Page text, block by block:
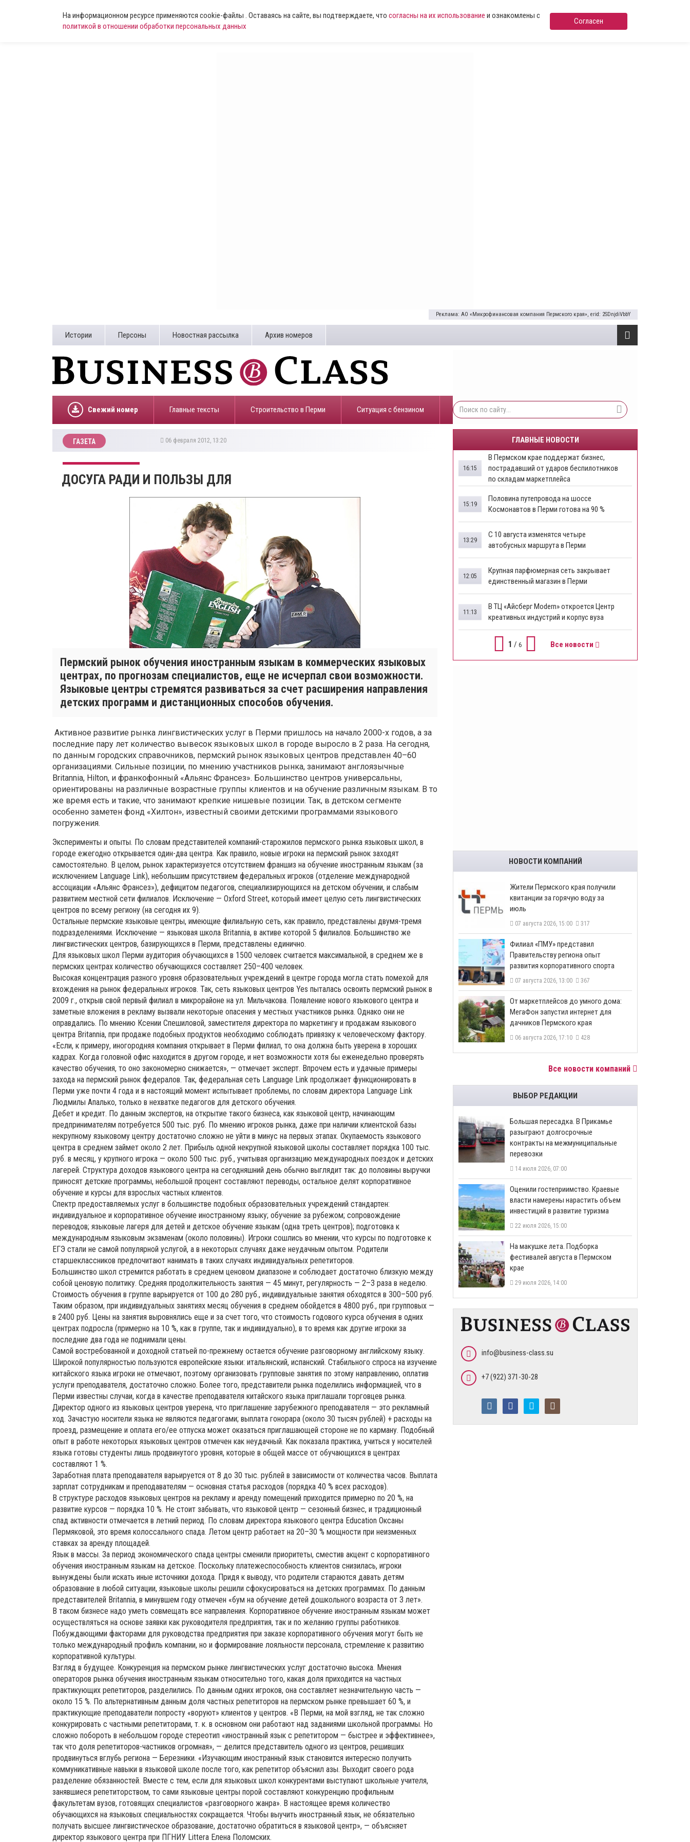
На информационном ресурсе применяются cookie-файлы . Оставаясь на сайте, вы подтверждаете, что согласны на их использование и ознакомлены с
политикой в отношении обработки персональных данных
Согласен
Реклама: АО «Микрофинансовая компания Пермского края», erid: 2SDnjdiVbbY
Истории Персоны Новостная рассылка Архив номеров
Свежий номер Главные тексты Строительство в Перми ​Ситуация с бензином
ГАЗЕТА 06 февраля 2012, 13:20
ДОСУГА РАДИ И ПОЛЬЗЫ ДЛЯ
Пермский рынок обучения иностранным языкам в коммерческих языковых
центрах, по прогнозам специалистов, еще не исчерпал свои возможности.
Языковые центры стремятся развиваться за счет расширения направления
детских программ и дистанционных способов обучения.
Активное развитие рынка лингвистических услуг в Перми пришлось на начало 2000-х годов, а за
последние пару лет количество вывесок языковых школ в городе выросло в 2 раза. На сегодня,
по данным городских справочников, пермский рынок языковых центров представлен 40–60
организациями. Сильные позиции, по мнению участников рынка, занимают англоязычные
Britannia, Hilton, и франкофонный «Альянс Франсез». Большинство центров универсальны,
ориентированы на различные возрастные группы клиентов и на обучение различным языкам. В то
же время есть и такие, что занимают крепкие нишевые позиции. Так, в детском сегменте
особенно заметен фонд «Хилтон», известный своими детскими программами языкового
погружения.
Эксперименты и опыты. По словам представителей компаний-старожилов пермского рынка языковых школ, в
городе ежегодно открывается один-два центра. Как правило, новые игроки на пермский рынок заходят
самостоятельно. В целом, рынок характеризуется отсутствием франшиз на обучение иностранным языкам (за
исключением Language Link), небольшим присутствием федеральных игроков (отделение международной
ассоциации «Альянс Франсез»), дефицитом педагогов, специализирующихся на детском обучении, и слабым
развитием местной сети филиалов. Исключение — Oxford Street, который имеет целую сеть лингвистических
центров по всему региону (на сегодня их 9).
Остальные пермские языковые центры, имеющие филиальную сеть, как правило, представлены двумя-тремя
подразделениями. Исключение — языковая школа Britannia, в активе которой 5 филиалов. Большинство же
лингвистических центров, базирующихся в Перми, представлены единично.
Для языковых школ Перми аудитория обучающихся в 1500 человек считается максимальной, в среднем же в
пермских центрах количество обучающихся составляет 250–400 человек.
Высокая концентрация разного уровня образовательных учреждений в центре города могла стать помехой для
вхождения на рынок федеральных игроков. Так, сеть языковых центров Yes пыталась освоить пермский рынок в
2009 г., открыв свой первый филиал в микрорайоне на ул. Мильчакова. Появление нового языкового центра и
заметные вложения в рекламу вызвали некоторые опасения у местных участников рынка. Однако они не
оправдались. По мнению Ксении Спешиловой, заместителя директора по маркетингу и продажам языкового
центра Britannia, при продаже подобных продуктов необходимо соблюдать привязку к человеческому фактору.
«Если, к примеру, иногородняя компания открывает в Перми филиал, то она должна быть уверена в хороших
кадрах. Когда головной офис находится в другом городе, и нет возможности хотя бы еженедельно проверять
качество обучения, то оно закономерно снижается», — отмечает эксперт. Впрочем есть и удачные примеры
захода на пермский рынок федералов. Так, федеральная сеть Language Link продолжает функционировать в
Перми уже почти 4 года и в настоящий момент испытывает проблемы, по словам директора Language Link
Людмилы Апалько, только в нехватке педагогов для детского обучения.
Дебет и кредит. По данным экспертов, на открытие такого бизнеса, как языковой центр, начинающим
предпринимателям потребуется 500 тыс. руб. По мнению игроков рынка, даже при наличии клиентской базы
некрупному языковому центру достаточно сложно не уйти в минус на первых этапах. Окупаемость языкового
центра в среднем займет около 2 лет. Прибыль одной некрупной языковой школы составляет порядка 100 тыс.
руб. в месяц, у крупного игрока — около 500 тыс. руб., учитывая организацию международных поездок и детских
лагерей. Структура доходов языкового центра на сегодняшний день обычно выглядит так: до половины выручки
приносят детские программы, небольшой процент составляют переводы, остальное делят корпоративное
обучение и курсы для взрослых частных клиентов.
Спектр предоставляемых услуг в большинстве подобных образовательных учреждений стандартен:
индивидуальное и корпоративное обучение иностранному языку; обучение за рубежом; сопровождение
переводов; языковые лагеря для детей и детское обучение языкам (одна треть центров); подготовка к
международным языковым экзаменам (около половины). Игроки сошлись во мнении, что курсы по подготовке к
ЕГЭ стали не самой популярной услугой, а в некоторых случаях даже неудачным опытом. Родители
старшеклассников предпочитают нанимать в таких случаях индивидуальных репетиторов.
Большинство школ стремится работать в среднем ценовом диапазоне и соблюдает достаточно близкую между
собой ценовую политику. Средняя продолжительность занятия — 45 минут, регулярность — 2–3 раза в неделю.
Стоимость обучения в группе варьируется от 100 до 280 руб., индивидуальные занятия обходятся в 300–500 руб.
Таким образом, при индивидуальных занятиях месяц обучения в среднем обойдется в 4800 руб., при групповых —
в 2400 руб. Цены на занятия выровнялись еще и за счет того, что стоимость годового курса обучения в одних
центрах подросла (примерно на 10 %, как в группе, так и индивидуально), в то время как другие игроки за
последние два года не поднимали цены.
Самой востребованной и доходной статьей по-прежнему остается обучение разговорному английскому языку.
Широкой популярностью пользуются европейские языки: итальянский, испанский. Стабильного спроса на изучение
китайского языка игроки не отмечают, поэтому организовать групповые занятия по этому направлению, оплатив
услуги преподавателя, достаточно сложно. Более того, представители рынка поделились информацией, что в
Перми известны случаи, когда в качестве преподавателя китайского языка приглашали торговцев рынка.
Директор одного из языковых центров уверена, что приглашение зарубежного преподавателя — это рекламный
ход. Зачастую носители языка не являются педагогами; выплата гонорара (около 30 тысяч рублей) + расходы на
проезд, размещение и оплата его/ее отпуска может оказаться приглашающей стороне не по карману. Подобный
опыт в работе некоторых языковых центров отмечен как неудачный. Как показала практика, учиться у носителей
языка готовы студенты лишь продвинутого уровня, которые в общей массе от обучающихся в центрах
составляют 1 %.
Заработная плата преподавателя варьируется от 8 до 30 тыс. рублей в зависимости от количества часов. Выплата
зарплат сотрудникам и преподавателям — основная статья расходов (порядка 40 % всех расходов).
В структуре расходов языковых центров на рекламу и аренду помещений приходится примерно по 20 %, на
развитие курсов — порядка 10 %. Не стоит забывать, что языковой центр — сезонный бизнес, и традиционный
спад активности отмечается в летний период. По словам директора языкового центра Education Оксаны
Пермяковой, это время колоссального спада. Летом центр работает на 20–30 % мощности при неизменных
ставках за аренду площадей.
Язык в массы. За период экономического спада центры сменили приоритеты, сместив акцент с корпоративного
обучения иностранным языкам на детское. Поскольку платежеспособность клиентов снизилась, игроки
вынуждены были искать иные источники дохода. Придя к выводу, что родители стараются давать детям
образование в любой ситуации, языковые школы решили сфокусироваться на детских программах. По данным
представителей Britannia, в минувшем году отмечен «бум на обучение детей дошкольного возраста от 3 лет».
В таком бизнесе надо уметь совмещать все направления. Корпоративное обучение иностранным языкам может
осуществляться на основе заявки как руководителя предприятия, так и по желанию группы работников.
Побуждающими факторами для руководства предприятия при заказе корпоративного обучения могут быть не
только международный профиль компании, но и формирование лояльности персонала, стремление к развитию
корпоративной культуры.
Взгляд в будущее. Конкуренция на пермском рынке лингвистических услуг достаточно высока. Мнения
операторов рынка обучения иностранным языкам относительно того, какая доля приходится на частных
практикующих репетиторов, разделились. По данным одних игроков, она составляет незначительную часть —
около 15 %. По альтернативным данным доля частных репетиторов на пермском рынке превышает 60 %, и
практикующие преподаватели попросту «воруют» клиентов у центров. «В Перми, на мой взгляд, не так сложно
конкурировать с частными репетиторами, т. к. в основном они работают над заданиями школьной программы. Но
сложно побороть в небольшом городе стереотип «иностранный язык с репетитором — быстрее и эффективнее»,
так что доля репетиторов-частников огромная», — делится представитель одного из центров, решивших
продвинуться вглубь региона — Березники. «Изучающим иностранный язык становится интересно получить
коммуникативные навыки в языковой школе после того, как репетитор объяснил азы. Выходит своего рода
разделение обязанностей. Вместе с тем, если для языковых школ конкурентами выступают школьные учителя,
занявшиеся репетиторством, то сами языковые центры порой составляют конкуренцию профильным
факультетам вузов, готовящих специалистов «разговорного жанра». В настоящее время количество
обучающихся на языковых специальностях сокращается. Чтобы выучить иностранный язык, не обязательно
получать высшее лингвистическое образование, достаточно обратиться в языковой центр», — объясняет
директор языкового центра при ПГНИУ Littera Елена Поломских.
ГЛАВНЫЕ НОВОСТИ
​В Пермском крае поддержат бизнес,
пострадавший от ударов беспилотников
по складам маркетплейса
16:15
​Половина путепровода на шоссе
Космонавтов в Перми готова на 90 %
15:19
​С 10 августа изменятся четыре
автобусных маршрута в Перми
13:29
​Крупная парфюмерная сеть закрывает
единственный магазин в Перми
12:05
​В ТЦ «Айсберг Modern» откроется Центр
креативных индустрий и корпус вуза
11:13
1 / 6 Все новости
НОВОСТИ КОМПАНИЙ
​Жители Пермского края получили
квитанции за горячую воду за
июль
07 августа 2026, 15:00 317
​Филиал «ПМУ» представил
Правительству региона опыт
развития корпоративного спорта
07 августа 2026, 13:00 367
От маркетплейсов до умного дома:
МегаФон запустил интернет для
дачников Пермского края
06 августа 2026, 17:10 428
Все новости компаний
ВЫБОР РЕДАКЦИИ
Большая пересадка. В Прикамье
разыграют долгосрочные
контракты на межмуниципальные
перевозки
14 июля 2026, 07:00
Оценили гостеприимство. Краевые
власти намерены нарастить объем
инвестиций в развитие туризма
22 июля 2026, 15:00
На макушке лета. Подборка
фестивалей августа в Пермском
крае
29 июля 2026, 14:00
info@business-class.su
+7 (922) 371-30-28